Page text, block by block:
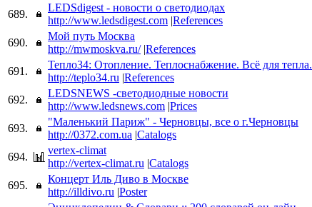
689.
LEDSdigest - новости о светодиодах
http://www.ledsdigest.com |References
690.
Мой путь Москва
http://mwmoskva.ru/ |References
691.
Тепло34: Отопление. Теплоснабжение. Всё для тепла.
http://teplo34.ru |References
692.
LEDSNEWS -светодиодные новости
http://www.ledsnews.com |Prices
693.
"Маленький Париж" - Черновцы, все о г.Черновцы
http://0372.com.ua |Catalogs
694.
vertex-climat
http://vertex-climat.ru |Catalogs
695.
Концерт Иль Диво в Москве
http://illdivo.ru |Poster